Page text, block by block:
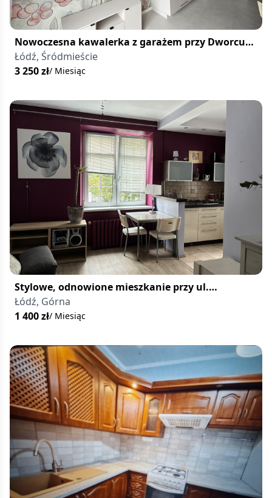
Nowoczesna kawalerka z garażem przy Dworcu
Łódź Fabryczna
Łódź, Śródmieście
3 250zł/ Miesiąc
Stylowe, odnowione mieszkanie przy ul.
Lokatorskiej w Łodzi
Łódź, Górna
1 400zł/ Miesiąc